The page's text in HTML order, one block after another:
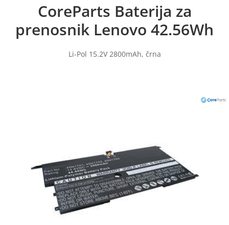
CoreParts Baterija za
prenosnik Lenovo 42.56Wh
Li-Pol 15.2V 2800mAh, črna